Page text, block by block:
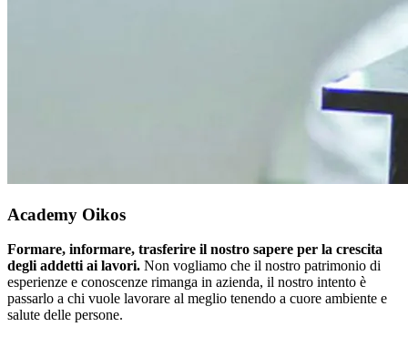
Academy Oikos
Formare, informare, trasferire il nostro sapere per la crescita
degli addetti ai lavori. Non vogliamo che il nostro patrimonio di
esperienze e conoscenze rimanga in azienda, il nostro intento è
passarlo a chi vuole lavorare al meglio tenendo a cuore ambiente e
salute delle persone.